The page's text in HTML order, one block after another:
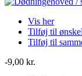
Vis her
Tilføj til
Tilføj til
-9,00 kr.